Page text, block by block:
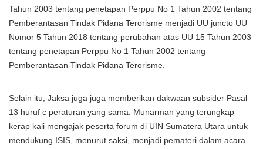
Tahun 2003 tentang penetapan Perppu No 1 Tahun 2002 tentang
Pemberantasan Tindak Pidana Terorisme menjadi UU juncto UU
Nomor 5 Tahun 2018 tentang perubahan atas UU 15 Tahun 2003
tentang penetapan Perppu No 1 Tahun 2002 tentang
Pemberantasan Tindak Pidana Terorisme.
Selain itu, Jaksa juga juga memberikan dakwaan subsider Pasal
13 huruf c peraturan yang sama. Munarman yang terungkap
kerap kali mengajak peserta forum di UIN Sumatera Utara untuk
mendukung ISIS, menurut saksi, menjadi pemateri dalam acara